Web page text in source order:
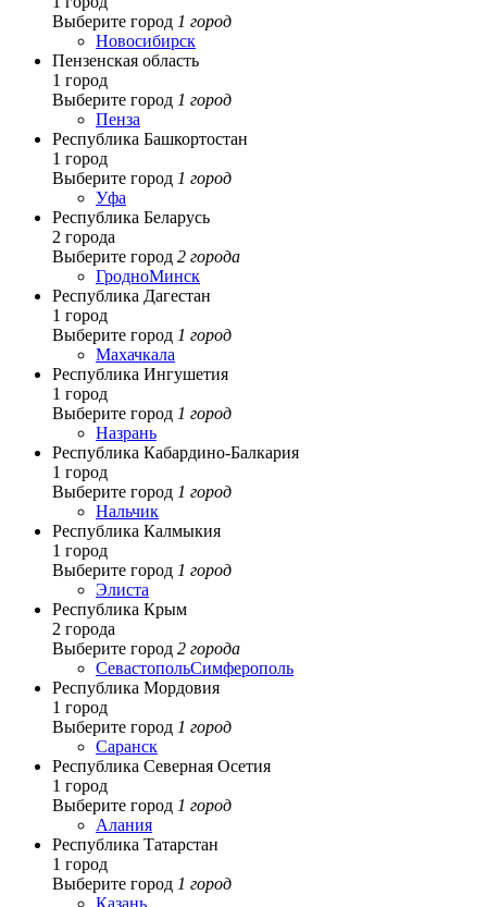
Выберите город 1 город
Новосибирск
Пензенская область
1 город
Выберите город 1 город
Пенза
Республика Башкортостан
1 город
Выберите город 1 город
Уфа
Республика Беларусь
2 города
Выберите город 2 города
ГродноМинск
Республика Дагестан
1 город
Выберите город 1 город
Махачкала
Республика Ингушетия
1 город
Выберите город 1 город
Назрань
Республика Кабардино-Балкария
1 город
Выберите город 1 город
Нальчик
Республика Калмыкия
1 город
Выберите город 1 город
Элиста
Республика Крым
2 города
Выберите город 2 города
СевастопольСимферополь
Республика Мордовия
1 город
Выберите город 1 город
Саранск
Республика Северная Осетия
1 город
Выберите город 1 город
Алания
Республика Татарстан
1 город
Выберите город 1 город
Казань